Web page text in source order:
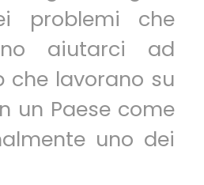
problemi che
aiutarci ad
che lavorano su
un Paese come
uno dei